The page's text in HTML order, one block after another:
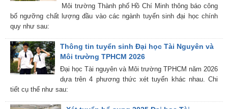
Môi trường Thành phố Hồ Chí Minh thông báo công
bố ngưỡng chất lượng đầu vào các ngành tuyển sinh đại học chính
quy như sau:
Thông tin tuyển sinh Đại học Tài Nguyên và
Môi trường TPHCM 2026
Đại học Tài nguyên và Môi trường TPHCM năm 2026
dựa trên 4 phương thức xét tuyển khác nhau. Chi
tiết cụ thể như sau: